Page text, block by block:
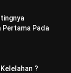
Pertama Pada
?